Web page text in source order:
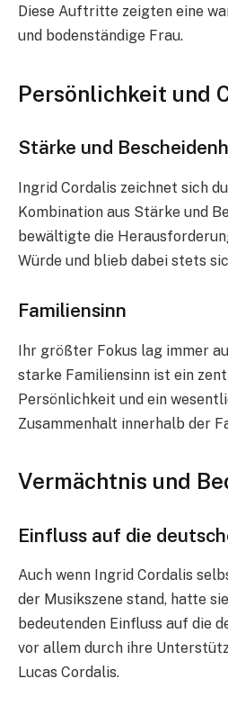
Diese Auftritte zeigten eine
und bodenständige Frau.
Persönlichkeit und
Stärke und
Ingrid Cordalis zeichnet sich
Kombination aus Stärke und
bewältigte die
Würde und blieb dabei stets
Familiensinn
Ihr größter Fokus lag immer
starke Familiensinn ist ein
Persönlichkeit und ein
Zusammenhalt innerhalb der
Vermächtnis und
Einfluss auf die
Auch wenn Ingrid Cordalis
der Musikszene stand, hatte
bedeutenden Einfluss auf die
vor allem durch ihre
Lucas Cordalis.